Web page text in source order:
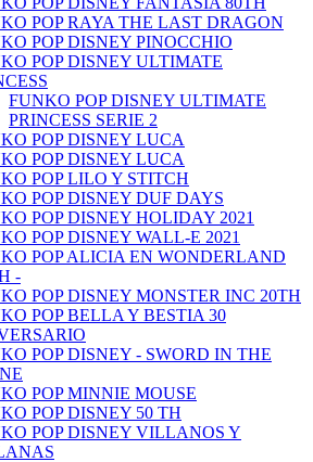
POP RAYA THE LAST DRAGON
POP DISNEY PINOCCHIO
POP DISNEY ULTIMATE
FUNKO POP DISNEY ULTIMATE
PRINCESS SERIE 2
POP DISNEY LUCA
POP DISNEY LUCA
POP LILO Y STITCH
POP DISNEY DUF DAYS
POP DISNEY HOLIDAY 2021
POP DISNEY WALL-E 2021
POP ALICIA EN WONDERLAND
-
POP DISNEY MONSTER INC 20TH
POP BELLA Y BESTIA 30
POP DISNEY - SWORD IN THE
POP MINNIE MOUSE
POP DISNEY 50 TH
POP DISNEY VILLANOS Y